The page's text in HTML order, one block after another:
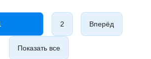
2 Вперёд
Показать все